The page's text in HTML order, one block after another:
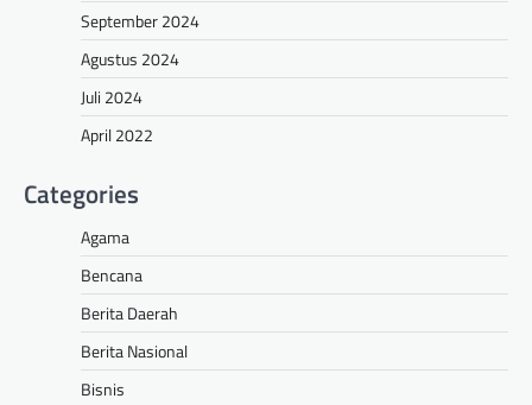
September 2024
Agustus 2024
Juli 2024
April 2022
Categories
Agama
Bencana
Berita Daerah
Berita Nasional
Bisnis